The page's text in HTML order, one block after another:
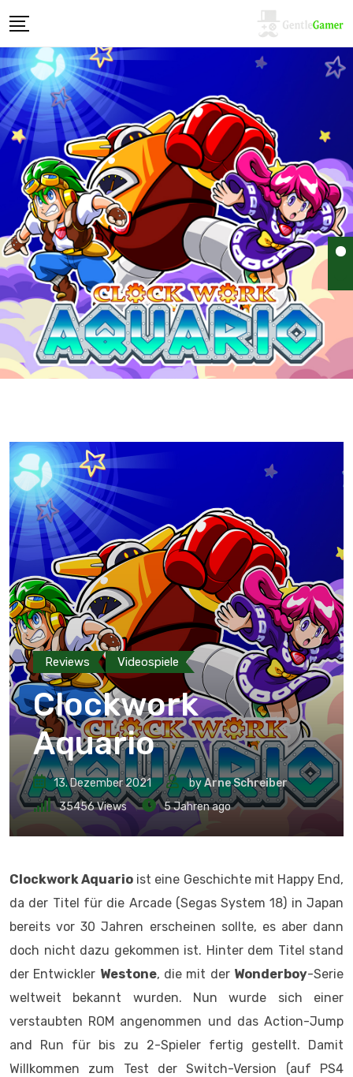
Reviews Videospiele
Clockwork
Aquario
13. Dezember 2021 byArne Schreiber
35456Views 5 Jahren ago
Clockwork Aquario ist eine Geschichte mit Happy End,
da der Titel für die Arcade (Segas System 18) in Japan
bereits vor 30 Jahren erscheinen sollte, es aber dann
doch nicht dazu gekommen ist. Hinter dem Titel stand
der Entwickler Westone, die mit der Wonderboy-Serie
weltweit bekannt wurden. Nun wurde sich einer
verstaubten ROM angenommen und das Action-Jump
and Run für bis zu 2-Spieler fertig gestellt. Damit
Willkommen zum Test der Switch-Version (auf PS4